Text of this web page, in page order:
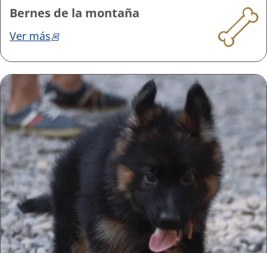
Bernes de la montaña
Ver más